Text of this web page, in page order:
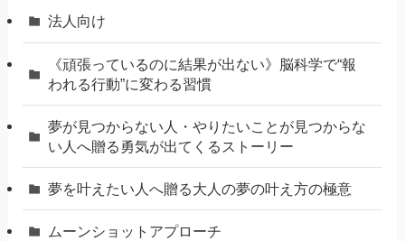
法人向け
《頑張っているのに結果が出ない》脳科学で“報
われる行動”に変わる習慣
夢が見つからない人・やりたいことが見つからな
い人へ贈る勇気が出てくるストーリー
夢を叶えたい人へ贈る大人の夢の叶え方の極意
ムーンショットアプローチ